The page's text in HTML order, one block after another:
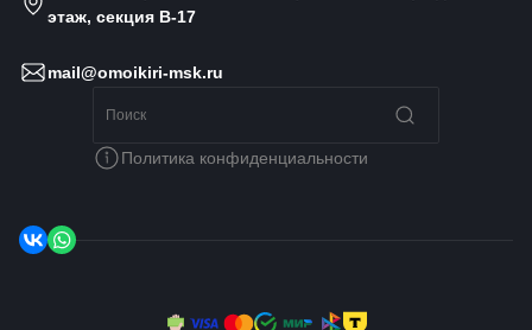
этаж, секция B-17
mail@omoikiri-msk.ru
Политика конфиденциальности